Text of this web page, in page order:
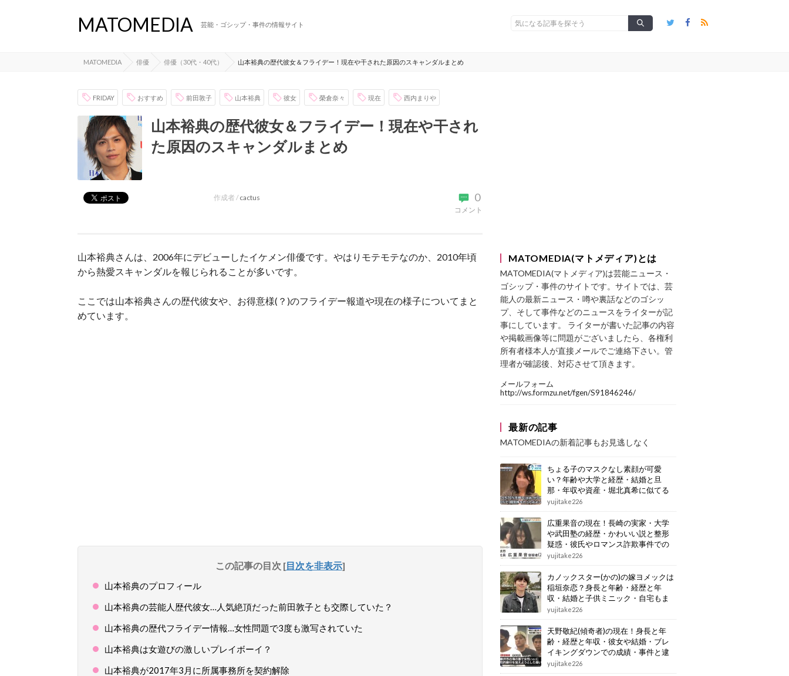
MATOMEDIA 芸能・ゴシップ・事件の情報サイト
MATOMEDIA 俳優 俳優（30代・40代） 山本裕典の歴代彼女＆フライデー！現在や干された原因のスキャンダルまとめ
FRIDAY おすすめ 前田敦子 山本裕典 彼女 榮倉奈々 現在 西内まりや
山本裕典の歴代彼女＆フライデー！現在や干され
た原因のスキャンダルまとめ
0
コメント
作成者 / cactus
山本裕典さんは、2006年にデビューしたイケメン俳優です。やはりモテモテなのか、2010年頃
から熱愛スキャンダルを報じられることが多いです。
ここでは山本裕典さんの歴代彼女や、お得意様(？)のフライデー報道や現在の様子についてまと
めています。
この記事の目次 [目次を非表示]
山本裕典のプロフィール
山本裕典の芸能人歴代彼女…人気絶頂だった前田敦子とも交際していた？
山本裕典の歴代フライデー情報…女性問題で3度も激写されていた
山本裕典は女遊びの激しいプレイボーイ？
山本裕典が2017年3月に所属事務所を契約解除
MATOMEDIA(マトメディア)とは
MATOMEDIA(マトメディア)は芸能ニュース・
ゴシップ・事件のサイトです。サイトでは、芸
能人の最新ニュース・噂や裏話などのゴシッ
プ、そして事件などのニュースをライターが記
事にしています。 ライターが書いた記事の内容
や掲載画像等に問題がございましたら、各権利
所有者様本人が直接メールでご連絡下さい。管
理者が確認後、対応させて頂きます。
メールフォーム
http://ws.formzu.net/fgen/S91846246/
最新の記事
MATOMEDIAの新着記事もお見逃しなく
ちょる子のマスクなし素顔が可愛
い？年齢や大学と経歴・結婚と旦
那・年収や資産・堀北真希に似てる
画像もまとめ
yujitake226
広重果音の現在！長崎の実家・大学
や武田塾の経歴・かわいい説と整形
疑惑・彼氏やロマンス詐欺事件での
逮捕もまとめ
yujitake226
カノックスター(かの)の嫁ヨメックは
稲垣奈恋？身長と年齢・経歴と年
収・結婚と子供ミニック・自宅もま
とめ
yujitake226
天野敬紀(傾奇者)の現在！身長と年
齢・経歴と年収・彼女や結婚・ブレ
イキングダウンでの成績・事件と逮
捕もまとめ
yujitake226